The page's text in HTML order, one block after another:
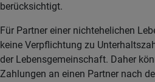
berücksichtigt.
Für Partner einer nichtehelichen
keine Verpflichtung zu
der Lebensgemeinschaft. Daher
Zahlungen an einen Partner nach